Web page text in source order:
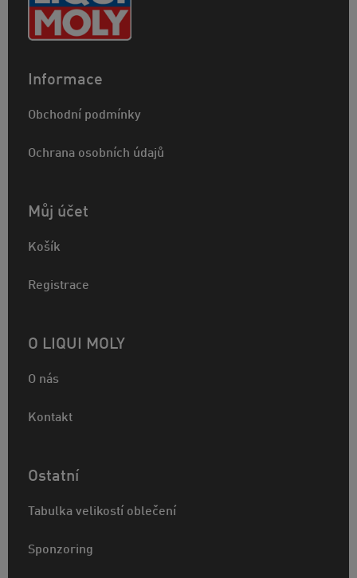
Informace
Obchodní podmínky
Ochrana osobních údajů
Můj účet
Košík
Registrace
O LIQUI MOLY
O nás
Kontakt
Ostatní
Tabulka velikostí oblečení
Sponzoring